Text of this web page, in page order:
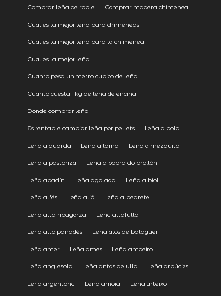
Comprar leña de roble Comprar madera chimenea
Cual es la mejor leña para chimeneas
Cual es la mejor leña para la chimenea
Cual es la mejor leña
Cuanto pesa un metro cubico de leña
Cuánto cuesta 1 kg de leña de encina
Donde comprar leña
Es rentable cambiar leña por pellets Leña a bola
Leña a guarda Leña a lama Leña a mezquita
Leña a pastoriza Leña a pobra do brollón
Leña abadín Leña agolada Leña albiol
Leña alfés Leña alió Leña alpedrete
Leña alta ribagorza Leña altafulla
Leña alto panadés Leña alòs de balaguer
Leña amer Leña ames Leña amoeiro
Leña anglesola Leña antas de ulla Leña arbúcies
Leña argentona Leña arnoia Leña arteixo